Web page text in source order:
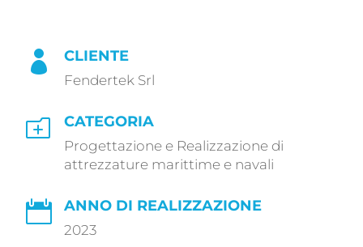
 CLIENTE
Fendertek Srl
o CATEGORIA
Progettazione e Realizzazione di
attrezzature marittime e navali
 ANNO DI REALIZZAZIONE
2023